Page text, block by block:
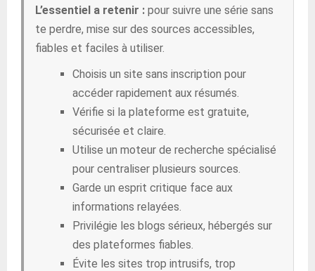
L’essentiel a retenir : pour suivre une série sans
te perdre, mise sur des sources accessibles,
fiables et faciles à utiliser.
Choisis un site sans inscription pour
accéder rapidement aux résumés.
Vérifie si la plateforme est gratuite,
sécurisée et claire.
Utilise un moteur de recherche spécialisé
pour centraliser plusieurs sources.
Garde un esprit critique face aux
informations relayées.
Privilégie les blogs sérieux, hébergés sur
des plateformes fiables.
Évite les sites trop intrusifs, trop